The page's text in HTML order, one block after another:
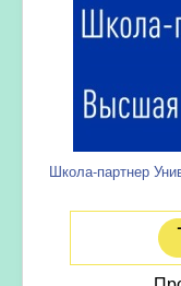
Школа-партнер